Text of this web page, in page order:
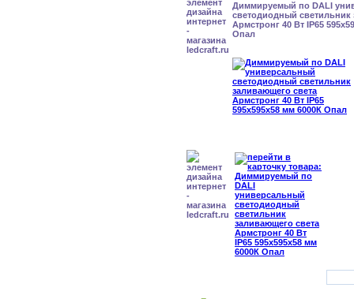
Диммируемый по DALI
светодиодный светильник
Армстронг 40 Вт IP65
Опал